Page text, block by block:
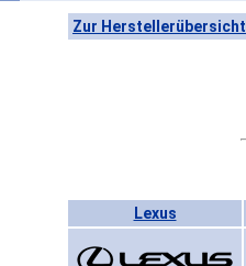
Zur Herstellerübersicht
Lexus